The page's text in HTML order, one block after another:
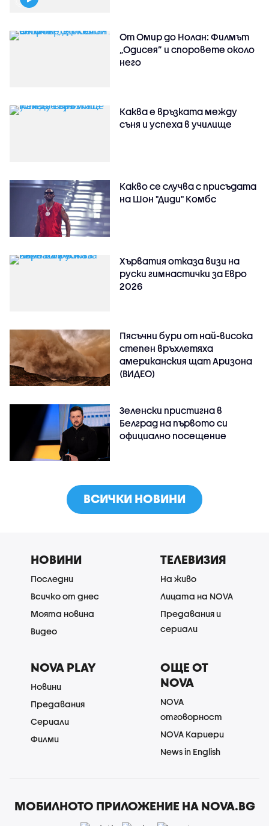
От Омир до Нолан: Филмът
„Одисея” и споровете около
него
Каква е връзката между
съня и успеха в училище
Какво се случва с присъдата
на Шон "Диди" Комбс
Хърватия отказа визи на
руски гимнастички за Евро
2026
Пясъчни бури от най-висока
степен връхлетяха
американския щат Аризона
(ВИДЕО)
Зеленски пристигна в
Белград на първото си
официално посещение
ВСИЧКИ НОВИНИ
НОВИНИ
Последни
Всичко от днес
Моята новина
Видео
ТЕЛЕВИЗИЯ
На живо
Лицата на NOVA
Предавания и
сериали
NOVA PLAY
Новини
Предавания
Сериали
Филми
ОЩЕ ОТ
NOVA
NOVA
отговорност
NOVA Кариери
News in English
МОБИЛНОТО ПРИЛОЖЕНИЕ НА NOVA.BG